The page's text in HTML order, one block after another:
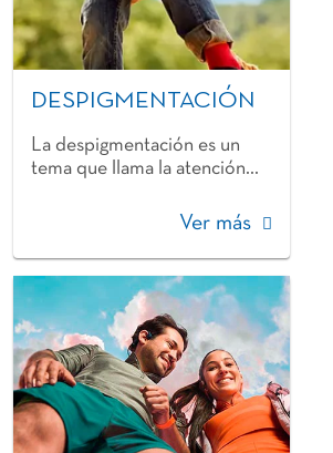
DESPIGMENTACIÓN
La despigmentación es un
tema que llama la atención...
Ver más